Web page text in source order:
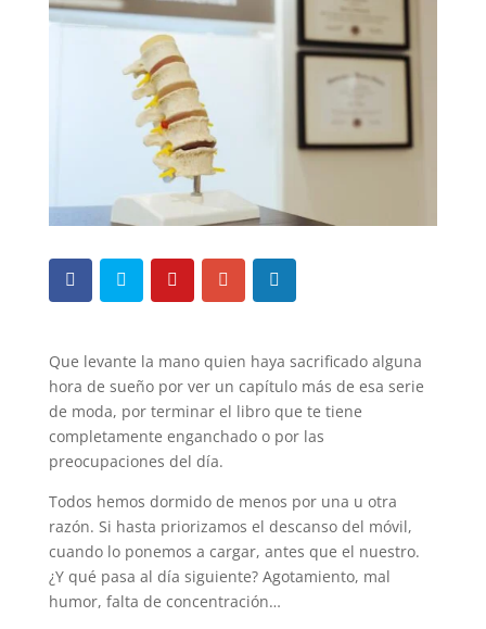
Que levante la mano quien haya sacrificado alguna
hora de sueño por ver un capítulo más de esa serie
de moda, por terminar el libro que te tiene
completamente enganchado o por las
preocupaciones del día.
Todos hemos dormido de menos por una u otra
razón. Si hasta priorizamos el descanso del móvil,
cuando lo ponemos a cargar, antes que el nuestro.
¿Y qué pasa al día siguiente? Agotamiento, mal
humor, falta de concentración…